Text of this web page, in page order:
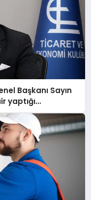
Başkanı Sayın
yaptığı